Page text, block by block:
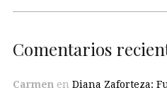
Comentarios
Carmen en Diana Zaforteza: